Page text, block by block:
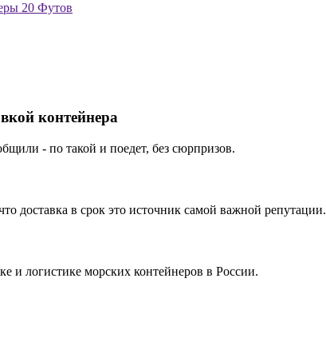
20 Футов
контейнера
- по такой и поедет, без сюрпризов.
доставка в срок это источник самой важной репутации.
и логистике морских контейнеров в России.